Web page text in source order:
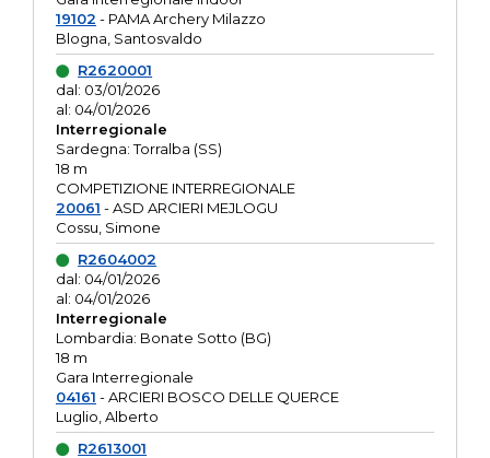
19102 - PAMA Archery Milazzo
Blogna, Santosvaldo
R2620001
dal: 03/01/2026
al: 04/01/2026
Interregionale
Sardegna: Torralba (SS)
18 m
COMPETIZIONE INTERREGIONALE
20061 - ASD ARCIERI MEJLOGU
Cossu, Simone
R2604002
dal: 04/01/2026
al: 04/01/2026
Interregionale
Lombardia: Bonate Sotto (BG)
18 m
Gara Interregionale
04161 - ARCIERI BOSCO DELLE QUERCE
Luglio, Alberto
R2613001